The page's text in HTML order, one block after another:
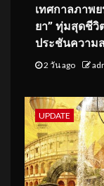
เทศกาลภาพ
ยา” ทุ่มสุดชี
ประชันความ
2 วัน ago
UPDATE